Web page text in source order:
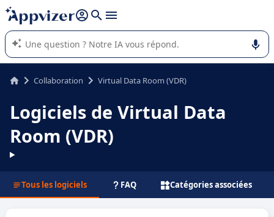
répondre (plusieurs lignes avec
L'IA de Appvizer vous guide dans l'utilisation ou la sélection de
logiciel SaaS en entreprise.
Collaboration Virtual Data Room (VDR)
Logiciels de Virtual Data
Room (VDR)
Tous les logiciels FAQ Catégories associées